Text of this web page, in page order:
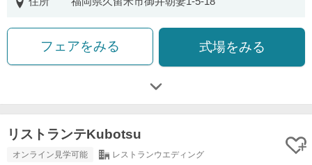
フェアをみる 式場をみる
リストランテKubotsu
オンライン見学可能 レストランウエディング